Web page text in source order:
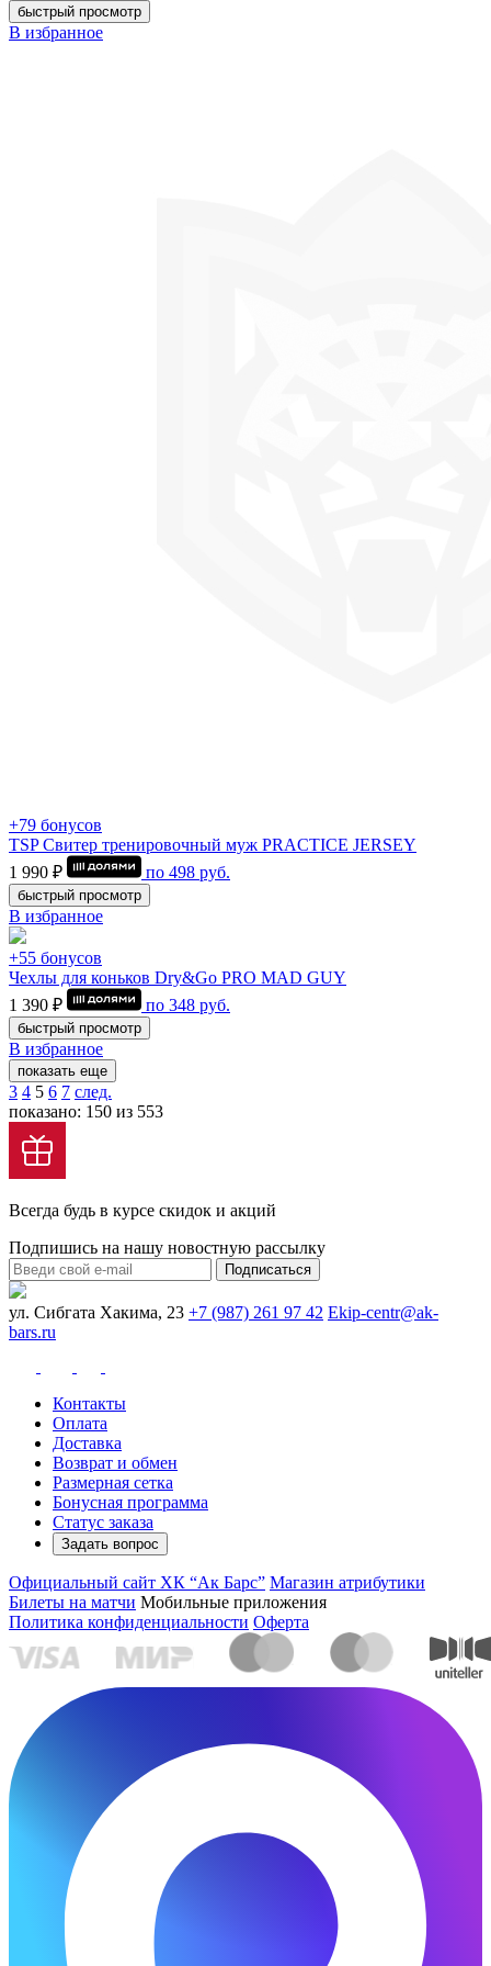
быстрый просмотр
В избранное
+79 бонусов
TSP Свитер тренировочный муж PRACTICE JERSEY
1 990 ₽
по 498 руб.
быстрый просмотр
В избранное
+55 бонусов
Чехлы для коньков Dry&Go PRO MAD GUY
1 390 ₽
по 348 руб.
быстрый просмотр
В избранное
показать еще
3 4 5 6 7 след.
показано: 150 из 553
Всегда будь в курсе скидок и акций
Подпишись на нашу новостную рассылку
Подписаться
ул. Сибгата Хакима, 23 +7 (987) 261 97 42 Ekip-centr@ak-
bars.ru
Контакты
Оплата
Доставка
Возврат и обмен
Размерная сетка
Бонусная программа
Статус заказа
Задать вопрос
Официальный сайт ХК “Ак Барс” Магазин атрибутики
Билеты на матчи Мобильные приложения
Политика конфиденциальности Оферта